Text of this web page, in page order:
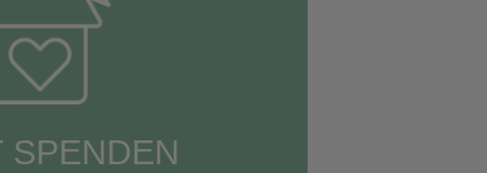
SPENDEN